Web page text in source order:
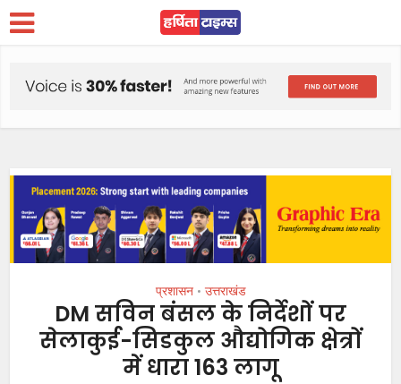
प्रशासन • उत्तराखंड
DM सविन बंसल के निर्देशों पर
सेलाकुई-सिडकुल औद्योगिक क्षेत्रों
में धारा 163 लागू